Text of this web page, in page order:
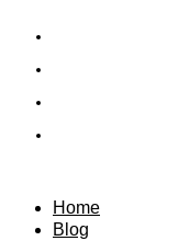
Home
Blog